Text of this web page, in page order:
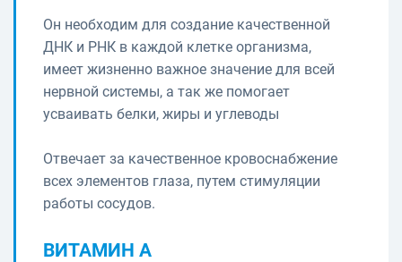
Он необходим для создание качественной
ДНК и РНК в каждой клетке организма,
имеет жизненно важное значение для всей
нервной системы, а так же помогает
усваивать белки, жиры и углеводы
Отвечает за качественное кровоснабжение
всех элементов глаза, путем стимуляции
работы сосудов.
ВИТАМИН А